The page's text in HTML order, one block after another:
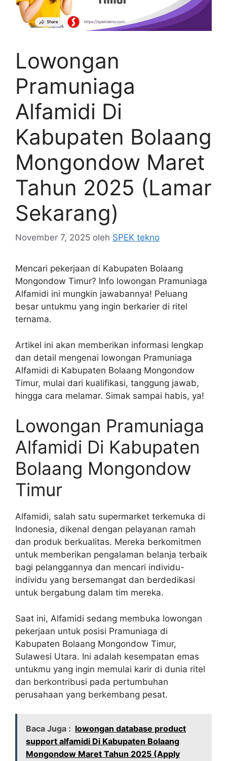
Lowongan
Pramuniaga
Alfamidi Di
Kabupaten Bolaang
Mongondow Maret
Tahun 2025 (Lamar
Sekarang)
November 7, 2025 oleh SPEK tekno
Mencari pekerjaan di Kabupaten Bolaang
Mongondow Timur? Info lowongan Pramuniaga
Alfamidi ini mungkin jawabannya! Peluang
besar untukmu yang ingin berkarier di ritel
ternama.
Artikel ini akan memberikan informasi lengkap
dan detail mengenai lowongan Pramuniaga
Alfamidi di Kabupaten Bolaang Mongondow
Timur, mulai dari kualifikasi, tanggung jawab,
hingga cara melamar. Simak sampai habis, ya!
Lowongan Pramuniaga
Alfamidi Di Kabupaten
Bolaang Mongondow
Timur
Alfamidi, salah satu supermarket terkemuka di
Indonesia, dikenal dengan pelayanan ramah
dan produk berkualitas. Mereka berkomitmen
untuk memberikan pengalaman belanja terbaik
bagi pelanggannya dan mencari individu-
individu yang bersemangat dan berdedikasi
untuk bergabung dalam tim mereka.
Saat ini, Alfamidi sedang membuka lowongan
pekerjaan untuk posisi Pramuniaga di
Kabupaten Bolaang Mongondow Timur,
Sulawesi Utara. Ini adalah kesempatan emas
untukmu yang ingin memulai karir di dunia ritel
dan berkontribusi pada pertumbuhan
perusahaan yang berkembang pesat.
Baca Juga : lowongan database product
support alfamidi Di Kabupaten Bolaang
Mongondow Maret Tahun 2025 (Apply